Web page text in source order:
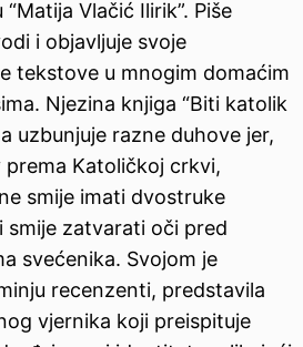
Vlačić Ilirik”. Piše
i objavljuje svoje
tekstove u mnogim domaćim
Njezina knjiga “Biti katolik
uzbunjuje razne duhove jer,
Katoličkoj crkvi,
smije imati dvostruke
smije zatvarati oči pred
svećenika. Svojom je
recenzenti, predstavila
vjernika koji preispituje